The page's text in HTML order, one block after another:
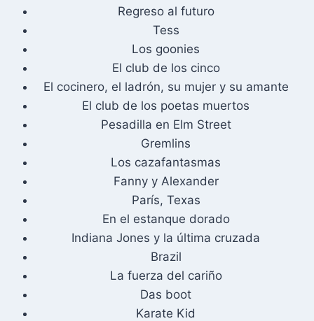
Regreso al futuro
Tess
Los goonies
El club de los cinco
El cocinero, el ladrón, su mujer y su amante
El club de los poetas muertos
Pesadilla en Elm Street
Gremlins
Los cazafantasmas
Fanny y Alexander
París, Texas
En el estanque dorado
Indiana Jones y la última cruzada
Brazil
La fuerza del cariño
Das boot
Karate Kid